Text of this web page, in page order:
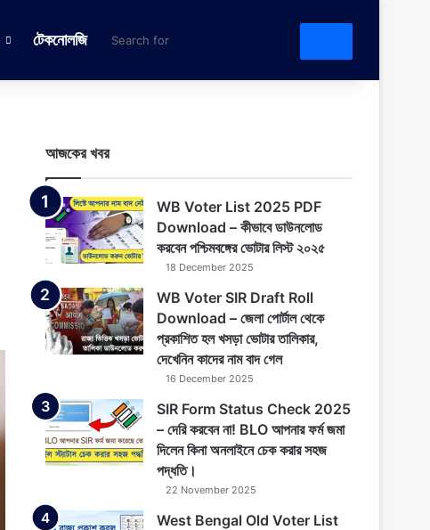
টেকনোলজি
Search
for
আজকের খবর
WB Voter List 2025 PDF
Download – কীভাবে ডাউনলোড
করবেন পশ্চিমবঙ্গের ভোটার লিস্ট ২০২৫
18 December 2025
WB Voter SIR Draft Roll
Download – জেলা পোর্টাল থেকে
প্রকাশিত হল খসড়া ভোটার তালিকার,
দেখেনিন কাদের নাম বাদ গেল
16 December 2025
SIR Form Status Check 2025
– দেরি করবেন না! BLO আপনার ফর্ম জমা
দিলেন কিনা অনলাইনে চেক করার সহজ
পদ্ধতি।
22 November 2025
West Bengal Old Voter List